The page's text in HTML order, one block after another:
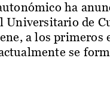
ha
Universitario de
a los primeros
se